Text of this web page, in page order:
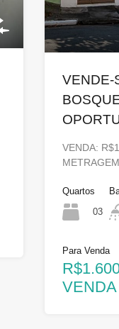
VENDE-
VENDA:
Quartos
03
Para Venda
VENDA